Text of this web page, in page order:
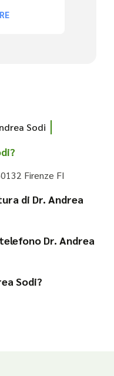
Sodi
Firenze FI
di Dr. Andrea
Dr. Andrea
Sodi?